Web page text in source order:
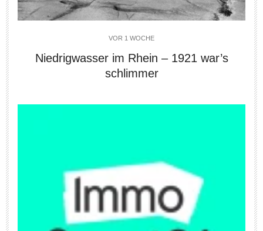
VOR 1 WOCHE
Niedrigwasser im Rhein – 1921 war’s
schlimmer